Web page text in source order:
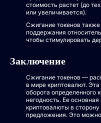
стоимость растет (до
или увеличивается).
Сжигание токенов
поддержания
чтобы стимулировать
Заключение
Сжигание токенов —
в мире криптовалют. Эта
оборота определенного
негодность. Ее
криптовалюты в
предложения. Это